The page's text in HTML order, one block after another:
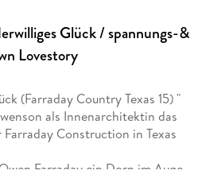
Glück / spannungs-&
Lovestory
(Farraday Country Texas 15) "
als Innenarchitektin das
Construction in Texas
Farraday ein Dorn im Auge